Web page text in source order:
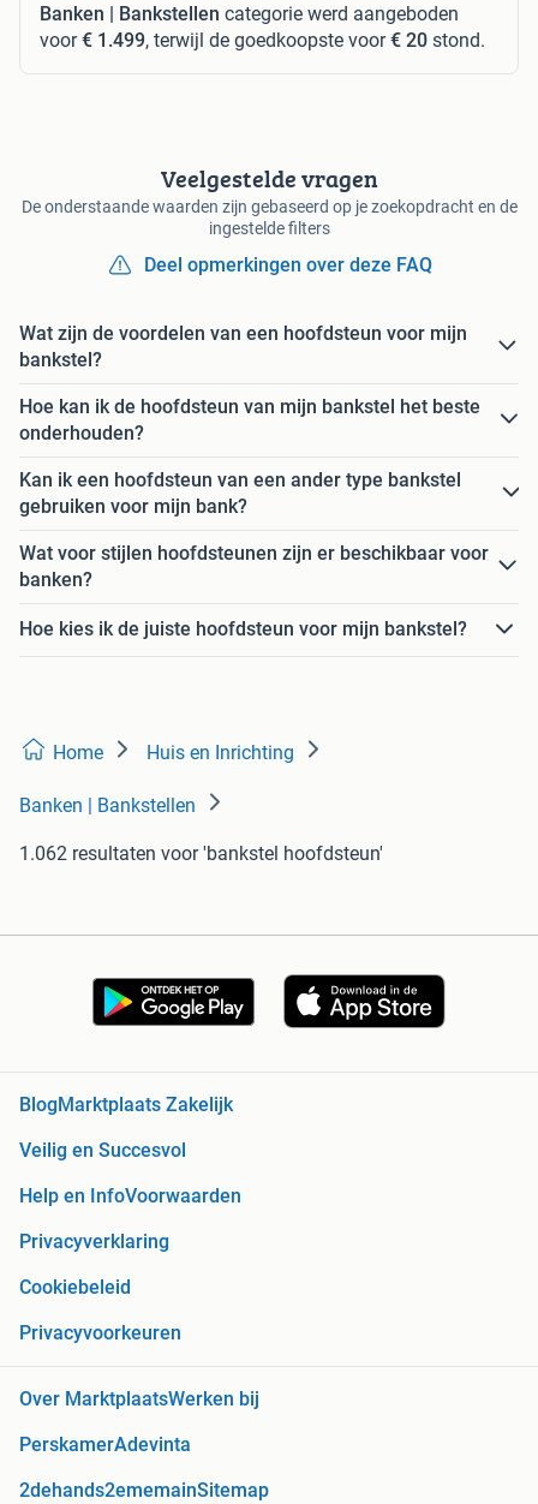
Banken | Bankstellen categorie werd aangeboden
voor€ 1.499, terwijl de goedkoopste voor€ 20 stond.
Veelgestelde vragen
De onderstaande waarden zijn gebaseerd op je zoekopdracht en de
ingestelde filters
Deel opmerkingen over deze FAQ
Wat zijn de voordelen van een hoofdsteun voor mijn
bankstel?
Hoe kan ik de hoofdsteun van mijn bankstel het beste
onderhouden?
Kan ik een hoofdsteun van een ander type bankstel
gebruiken voor mijn bank?
Wat voor stijlen hoofdsteunen zijn er beschikbaar voor
banken?
Hoe kies ik de juiste hoofdsteun voor mijn bankstel?
Home Huis en Inrichting
Banken | Bankstellen
1.062 resultaten voor 'bankstel hoofdsteun'
BlogMarktplaats Zakelijk
Veilig en Succesvol
Help en InfoVoorwaarden
Privacyverklaring
Cookiebeleid
Privacyvoorkeuren
Over MarktplaatsWerken bij
PerskamerAdevinta
2dehands2ememainSitemap